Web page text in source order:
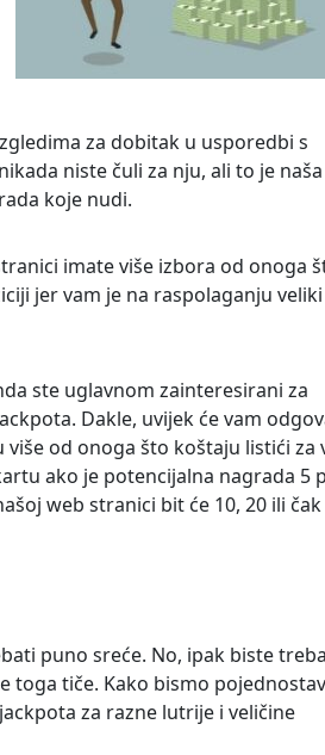
za dobitak u usporedbi s
niste čuli za nju, ali to je naša
koje nudi.
imate više izbora od onoga
jer vam je na raspolaganju
ste uglavnom zainteresirani za
Dakle, uvijek će vam
od onoga što koštaju listići za
ako je potencijalna nagrada 5
web stranici bit će 10, 20 ili čak
puno sreće. No, ipak biste
toga tiče. Kako bismo
za razne lutrije i veličine